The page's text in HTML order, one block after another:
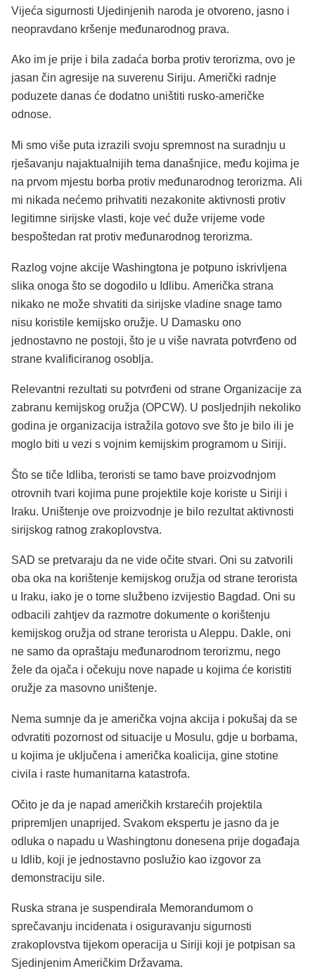
Vijeća sigurnosti Ujedinjenih naroda je otvoreno, jasno i
neopravdano kršenje međunarodnog prava.
Ako im je prije i bila zadaća borba protiv terorizma, ovo je
jasan čin agresije na suverenu Siriju. Američki radnje
poduzete danas će dodatno uništiti rusko-američke
odnose.
Mi smo više puta izrazili svoju spremnost na suradnju u
rješavanju najaktualnijih tema današnjice, među kojima je
na prvom mjestu borba protiv međunarodnog terorizma. Ali
mi nikada nećemo prihvatiti nezakonite aktivnosti protiv
legitimne sirijske vlasti, koje već duže vrijeme vode
bespoštedan rat protiv međunarodnog terorizma.
Razlog vojne akcije Washingtona je potpuno iskrivljena
slika onoga što se dogodilo u Idlibu. Američka strana
nikako ne može shvatiti da sirijske vladine snage tamo
nisu koristile kemijsko oružje. U Damasku ono
jednostavno ne postoji, što je u više navrata potvrđeno od
strane kvalificiranog osoblja.
Relevantni rezultati su potvrđeni od strane Organizacije za
zabranu kemijskog oružja (OPCW). U posljednjih nekoliko
godina je organizacija istražila gotovo sve što je bilo ili je
moglo biti u vezi s vojnim kemijskim programom u Siriji.
Što se tiče Idliba, teroristi se tamo bave proizvodnjom
otrovnih tvari kojima pune projektile koje koriste u Siriji i
Iraku. Uništenje ove proizvodnje je bilo rezultat aktivnosti
sirijskog ratnog zrakoplovstva.
SAD se pretvaraju da ne vide očite stvari. Oni su zatvorili
oba oka na korištenje kemijskog oružja od strane terorista
u Iraku, iako je o tome službeno izvijestio Bagdad. Oni su
odbacili zahtjev da razmotre dokumente o korištenju
kemijskog oružja od strane terorista u Aleppu. Dakle, oni
ne samo da opraštaju međunarodnom terorizmu, nego
žele da ojača i očekuju nove napade u kojima će koristiti
oružje za masovno uništenje.
Nema sumnje da je američka vojna akcija i pokušaj da se
odvratiti pozornost od situacije u Mosulu, gdje u borbama,
u kojima je uključena i američka koalicija, gine stotine
civila i raste humanitarna katastrofa.
Očito je da je napad američkih krstarećih projektila
pripremljen unaprijed. Svakom ekspertu je jasno da je
odluka o napadu u Washingtonu donesena prije događaja
u Idlib, koji je jednostavno poslužio kao izgovor za
demonstraciju sile.
Ruska strana je suspendirala Memorandumom o
sprečavanju incidenata i osiguravanju sigurnosti
zrakoplovstva tijekom operacija u Siriji koji je potpisan sa
Sjedinjenim Američkim Državama.